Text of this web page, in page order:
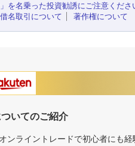
」を名乗った投資勧誘にご注意くださ
名取引について
著作権について
いてのご紹介
ンライントレードで初心者にも